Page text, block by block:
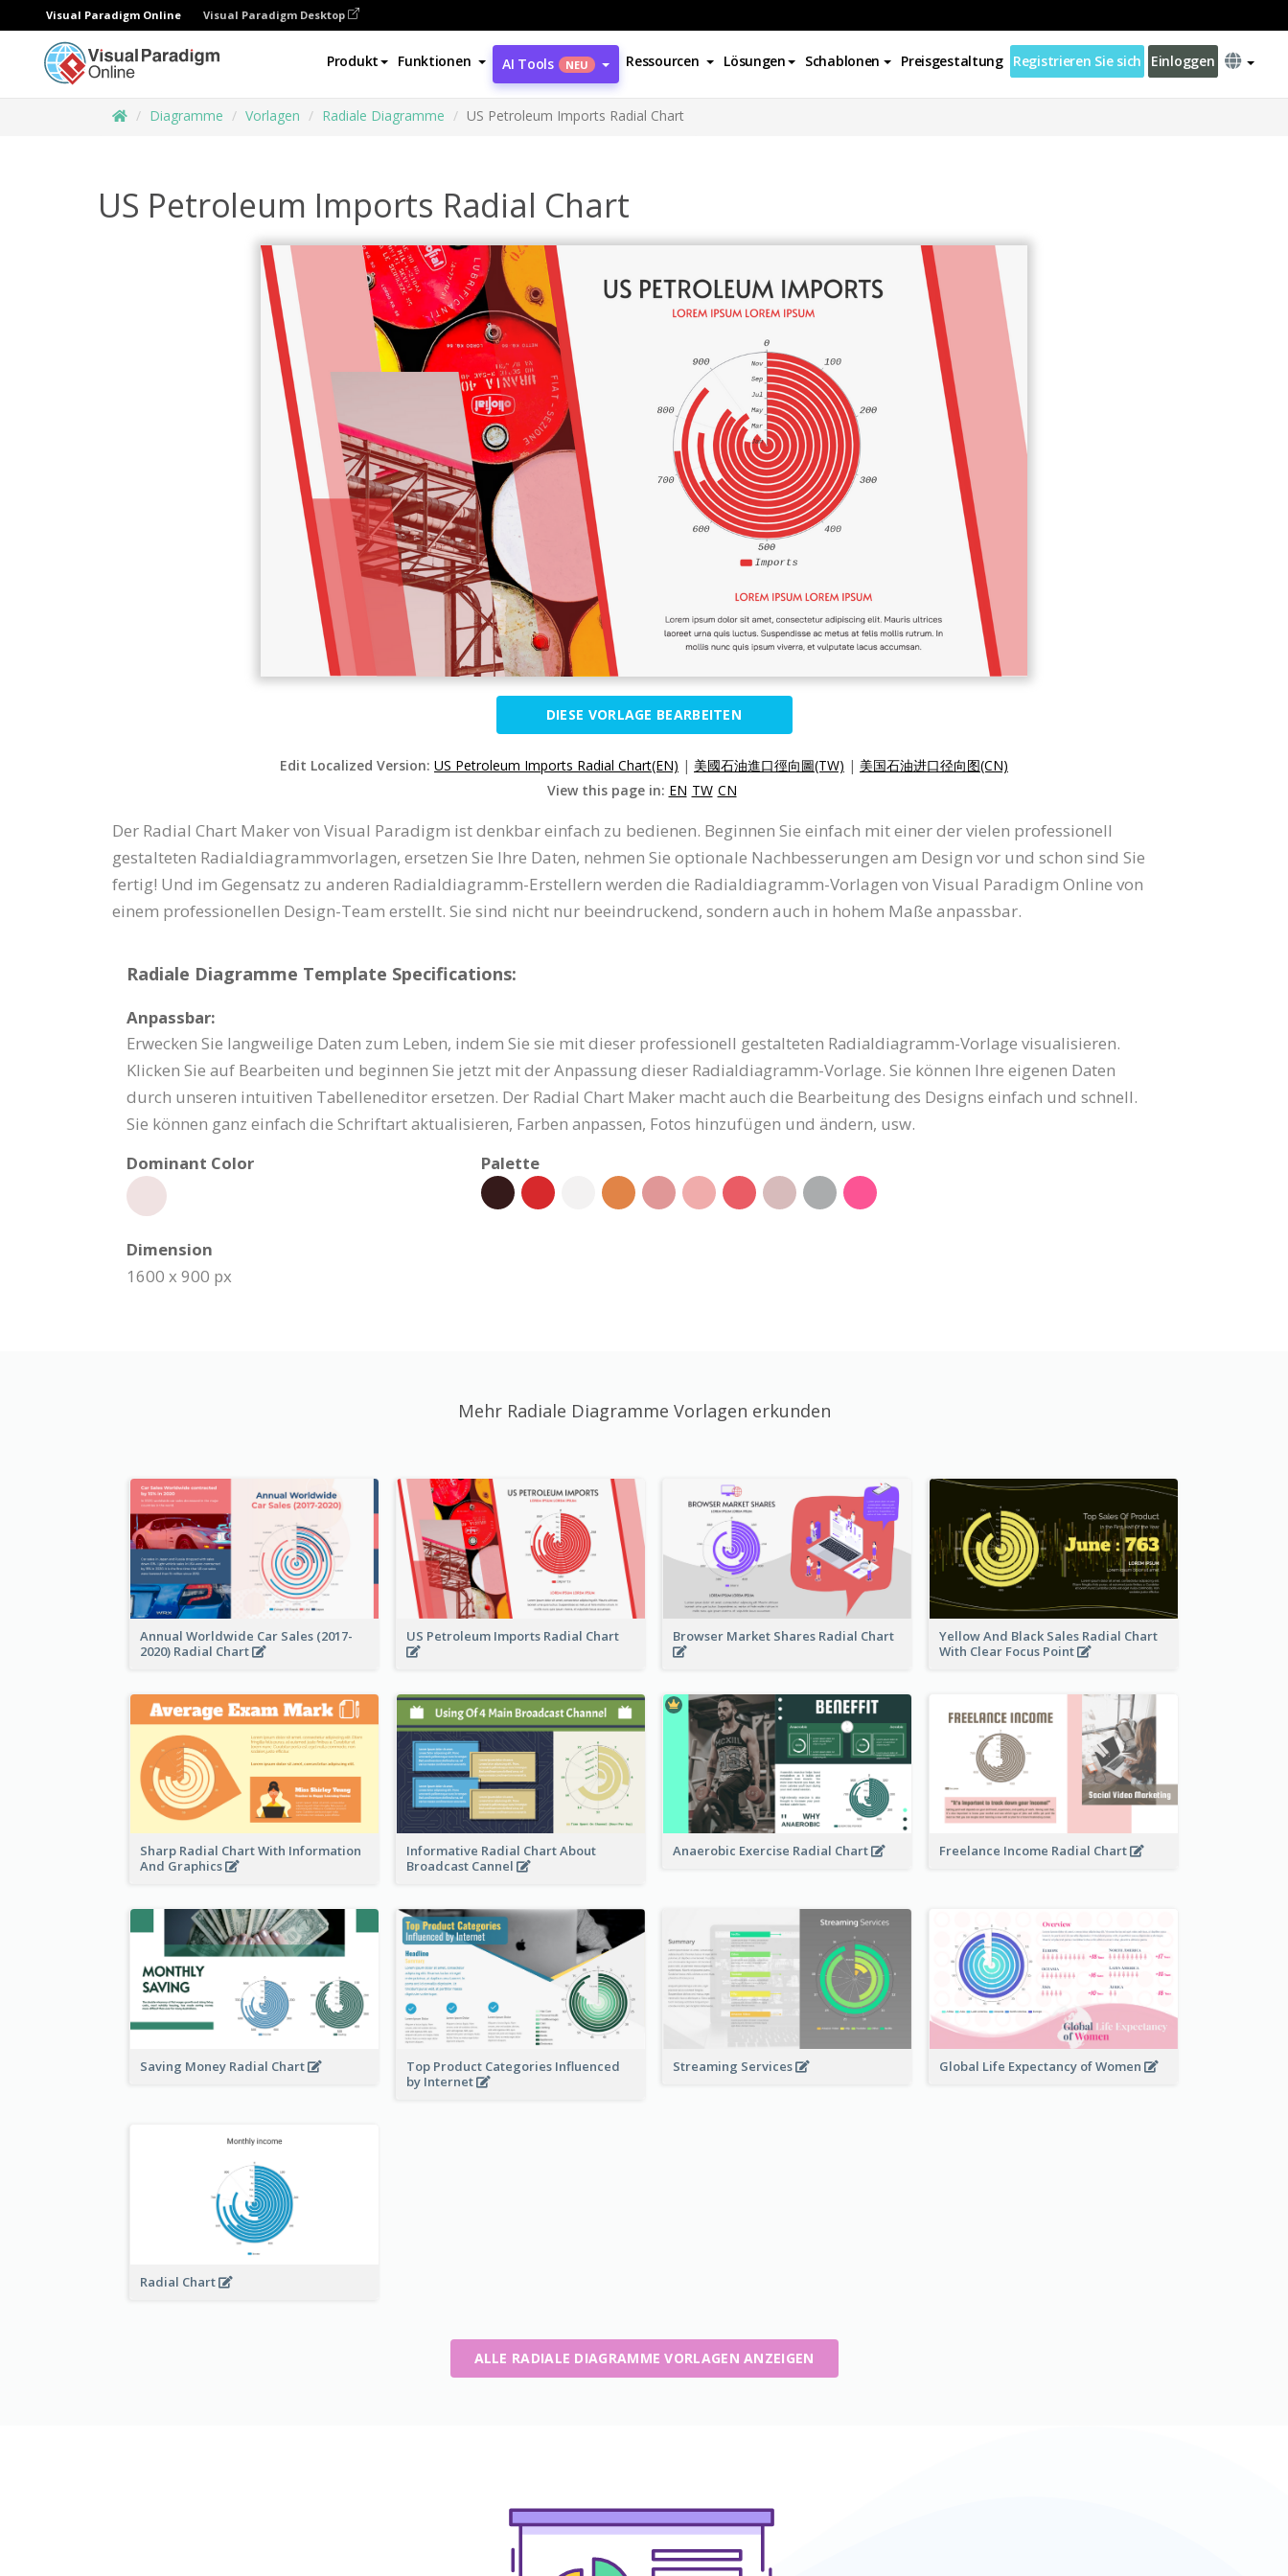
Visual Paradigm Online Visual Paradigm Desktop
Produkt Funktionen AI Tools NEU Ressourcen Lösungen Schablonen Preisgestaltung Registrieren Sie sich Einloggen
Diagramme Vorlagen Radiale Diagramme US Petroleum Imports Radial Chart
US Petroleum Imports Radial Chart
DIESE VORLAGE BEARBEITEN
Edit Localized Version: US Petroleum Imports Radial Chart(EN) | 美國石油進口徑向圖(TW) | 美国石油进口径向图(CN)
View this page in: EN TW CN
Der Radial Chart Maker von Visual Paradigm ist denkbar einfach zu bedienen. Beginnen Sie einfach mit einer der vielen professionell
gestalteten Radialdiagrammvorlagen, ersetzen Sie Ihre Daten, nehmen Sie optionale Nachbesserungen am Design vor und schon sind Sie
fertig! Und im Gegensatz zu anderen Radialdiagramm-Erstellern werden die Radialdiagramm-Vorlagen von Visual Paradigm Online von
einem professionellen Design-Team erstellt. Sie sind nicht nur beeindruckend, sondern auch in hohem Maße anpassbar.
Radiale Diagramme Template Specifications:
Anpassbar:
Erwecken Sie langweilige Daten zum Leben, indem Sie sie mit dieser professionell gestalteten Radialdiagramm-Vorlage visualisieren.
Klicken Sie auf Bearbeiten und beginnen Sie jetzt mit der Anpassung dieser Radialdiagramm-Vorlage. Sie können Ihre eigenen Daten
durch unseren intuitiven Tabelleneditor ersetzen. Der Radial Chart Maker macht auch die Bearbeitung des Designs einfach und schnell.
Sie können ganz einfach die Schriftart aktualisieren, Farben anpassen, Fotos hinzufügen und ändern, usw.
Dominant Color
Palette
Dimension
1600 x 900 px
Mehr Radiale Diagramme Vorlagen erkunden
Annual Worldwide Car Sales (2017-
2020) Radial Chart
US Petroleum Imports Radial Chart Browser Market Shares Radial Chart
Yellow And Black Sales Radial Chart
With Clear Focus Point
Sharp Radial Chart With Information
And Graphics
Informative Radial Chart About
Broadcast Cannel
Anaerobic Exercise Radial Chart Freelance Income Radial Chart
Saving Money Radial Chart
Top Product Categories Influenced
by Internet
Streaming Services Global Life Expectancy of Women
Radial Chart
ALLE RADIALE DIAGRAMME VORLAGEN ANZEIGEN